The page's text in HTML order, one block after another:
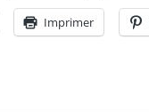
Imprimer